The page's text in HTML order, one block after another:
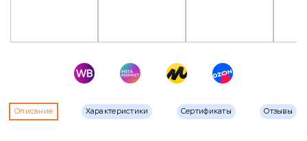
Описание Характеристики Сертификаты Отзывы